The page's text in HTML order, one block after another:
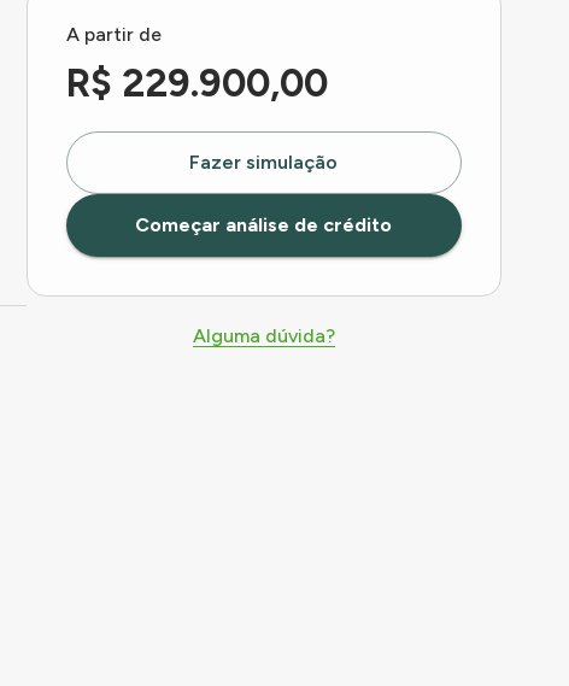
A partir de
R$ 229.900,00
Fazer simulação
Começar análise de crédito
Alguma dúvida?